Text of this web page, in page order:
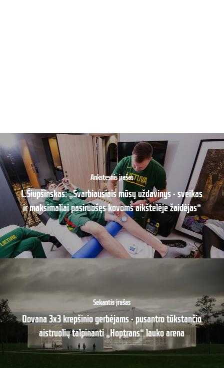
Ankstesnis įrašas
L.Šiupšinskas: „Svarbiausiais mūsų uždavinys - sveikas
ir maksimaliai pasiruošęs kovoms aikštelėje žaidėjas“
Sekantis įrašas